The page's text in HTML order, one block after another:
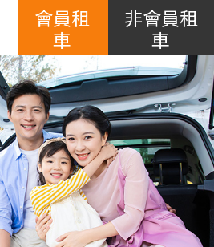
會員租
車
非會員租
車